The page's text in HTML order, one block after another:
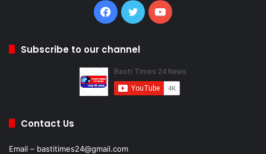
Facebook
TwitterYouTube
Subscribe to our channel
Contact Us
Email – bastitimes24@gmail.com